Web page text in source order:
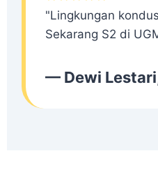
"Lingkungan
Sekarang S2 di
— Dewi